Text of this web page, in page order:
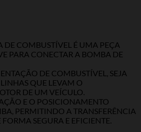
DE COMBUSTÍVEL É UMA PEÇA
PARA CONECTAR A BOMBA DE
DE COMBUSTÍVEL, SEJA
QUE LEVAM O
DE UM VEÍCULO.
E O POSICIONAMENTO
PERMITINDO A TRANSFERÊNCIA
SEGURA E EFICIENTE.